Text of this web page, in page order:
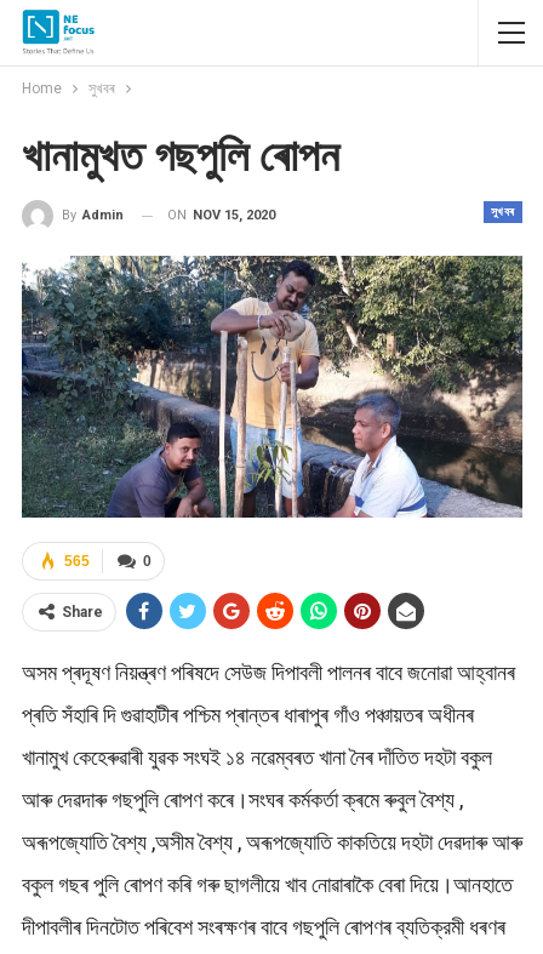
Home সুখবৰ
খানামুখত গছপুলি ৰোপন
সুখবৰ
By Admin ON NOV 15, 2020
0
565
Share
অসম প্ৰদূষণ নিয়ন্ত্ৰণ পৰিষদে সেউজ দিপাবলী পালনৰ বাবে জনোৱা আহ্বানৰ
প্ৰতি সঁহাৰি দি গুৱাহাটীৰ পশ্চিম প্ৰান্তৰ ধাৰাপুৰ গাঁও পঞ্চায়তৰ অধীনৰ
খানামুখ কেহেৰুৱাৰী যুৱক সংঘই ১৪ নৱেম্বৰত খানা নৈৰ দাঁতিত দহটা বকুল
আৰু দেৱদাৰু গছপুলি ৰোপণ কৰে।সংঘৰ কৰ্মকর্তা ক্ৰমে ৰুবুল বৈশ্য ,
অৰূপজ্যোতি বৈশ্য ,অসীম বৈশ্য , অৰূপজ্যোতি কাকতিয়ে দহটা দেৱদাৰু আৰু
বকুল গছৰ পুলি ৰোপণ কৰি গৰু ছাগলীয়ে খাব নোৱাৰাকৈ বেৰা দিয়ে।আনহাতে
দীপাবলীৰ দিনটোত পৰিবেশ সংৰক্ষণৰ বাবে গছপুলি ৰোপণৰ ব্যতিক্রমী ধৰণৰ